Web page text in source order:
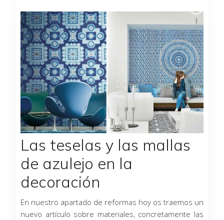
Las teselas y las mallas
de azulejo en la
decoración
En nuestro apartado de reformas hoy os traemos un
nuevo artículo sobre materiales, concretamente las